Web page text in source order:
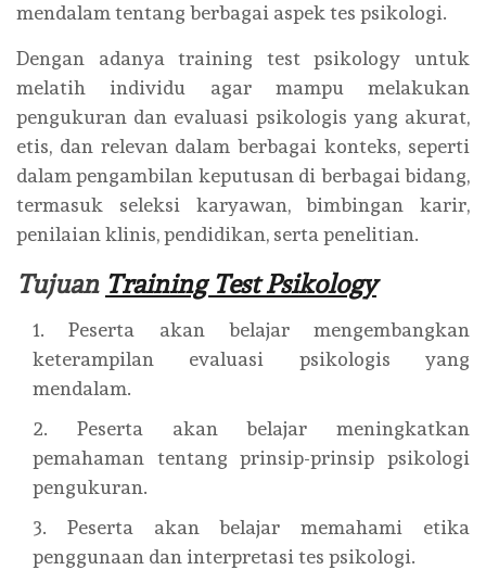
mendalam tentang berbagai aspek tes psikologi.
Dengan adanya training test psikology untuk
melatih individu agar mampu melakukan
pengukuran dan evaluasi psikologis yang akurat,
etis, dan relevan dalam berbagai konteks, seperti
dalam pengambilan keputusan di berbagai bidang,
termasuk seleksi karyawan, bimbingan karir,
penilaian klinis, pendidikan, serta penelitian.
Tujuan Training Test Psikology
Peserta akan belajar mengembangkan
keterampilan evaluasi psikologis yang
mendalam.
Peserta akan belajar meningkatkan
pemahaman tentang prinsip-prinsip psikologi
pengukuran.
Peserta akan belajar memahami etika
penggunaan dan interpretasi tes psikologi.